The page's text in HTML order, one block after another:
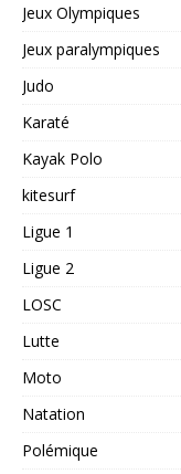
Jeux Olympiques
Jeux paralympiques
Judo
Karaté
Kayak Polo
kitesurf
Ligue 1
Ligue 2
LOSC
Lutte
Moto
Natation
Polémique